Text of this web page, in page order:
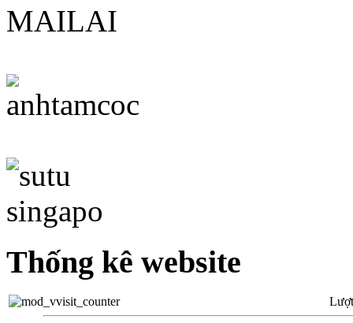
Thống kê website